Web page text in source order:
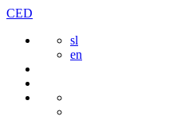
Preskoči
vsebine
CED
sl
en